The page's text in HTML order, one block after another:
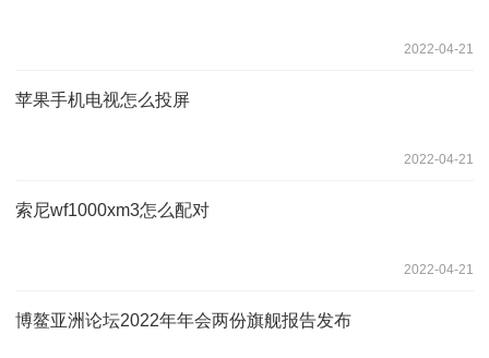
2022-04-21
苹果手机电视怎么投屏
2022-04-21
索尼wf1000xm3怎么配对
2022-04-21
博鳌亚洲论坛2022年年会两份旗舰报告发布